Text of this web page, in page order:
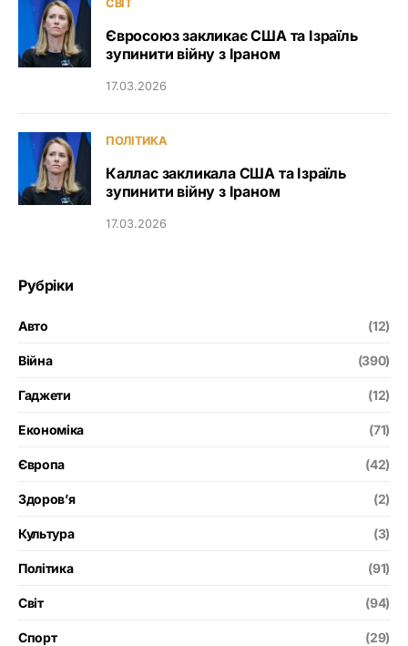
СВІТ
Євросоюз закликає США та Ізраїль
зупинити війну з Іраном
17.03.2026
ПОЛІТИКА
Каллас закликала США та Ізраїль
зупинити війну з Іраном
17.03.2026
Рубріки
Авто (12)
Війна (390)
Гаджети (12)
Економіка (71)
Європа (42)
Здоров’я (2)
Культура (3)
Політика (91)
Світ (94)
Спорт (29)